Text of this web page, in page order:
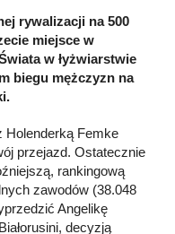
rywalizacji na 500
miejsce w
w łyżwiarstwie
biegu mężczyzn na
Holenderką Femke
przejazd. Ostatecznie
rankingową
zawodów (38.048
Angelikę
decyzją